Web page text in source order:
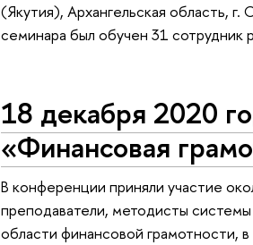
(Якутия), Архангельская область,
семинара был обучен 31 сотрудник
18 декабря 2020
«Финансовая
В конференции приняли участие
преподаватели, методисты
области финансовой грамотности,